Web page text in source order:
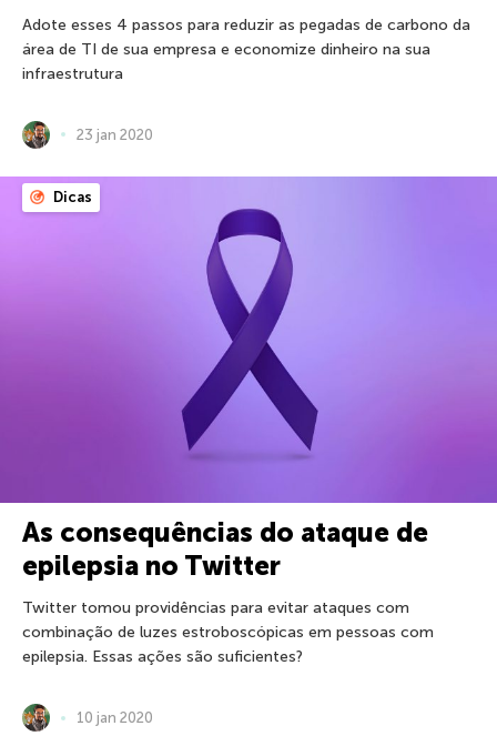
Adote esses 4 passos para reduzir as pegadas de carbono da
área de TI de sua empresa e economize dinheiro na sua
infraestrutura
23 jan 2020
Dicas
As consequências do ataque de
epilepsia no Twitter
Twitter tomou providências para evitar ataques com
combinação de luzes estroboscópicas em pessoas com
epilepsia. Essas ações são suficientes?
10 jan 2020